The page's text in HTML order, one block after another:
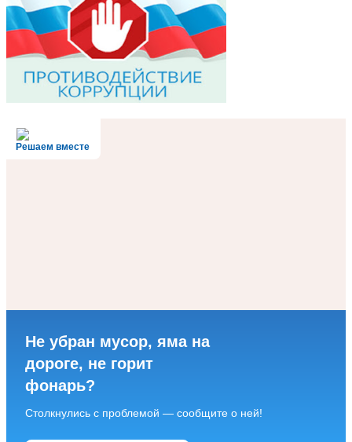
Решаем вместе
Не убран мусор, яма на
дороге, не горит
фонарь?
Столкнулись с проблемой — сообщите о ней!